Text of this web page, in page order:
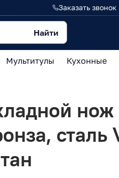
Заказать звонок
Найти
Мультитулы Кухонные
сталь